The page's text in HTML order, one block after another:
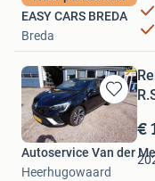
EASY CARS BREDA
Breda
Bewaren
in
Mijn
Favorieten
€
Autoservice Van der
Heerhugowaard